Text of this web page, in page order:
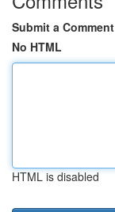
Submit a Comment
No HTML
HTML is disabled